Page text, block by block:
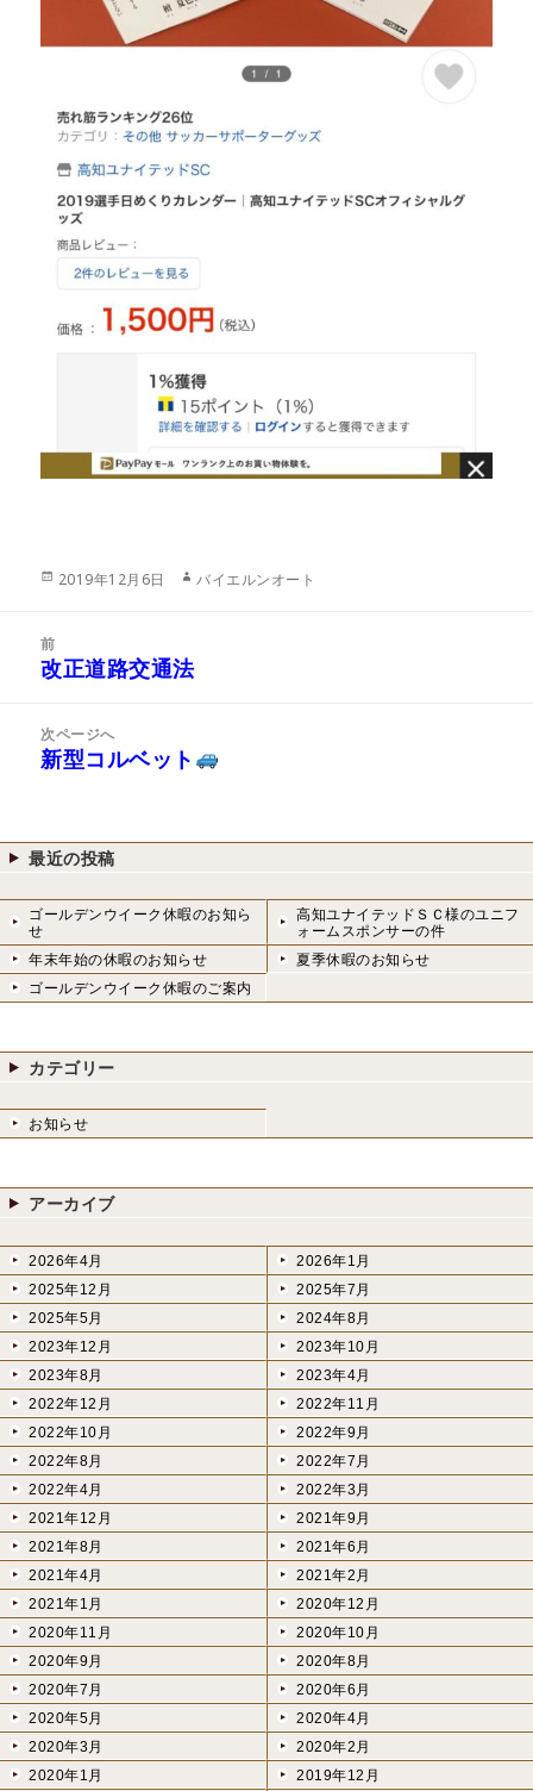
投
2019年12月6日
作
バイエルンオート
ン
前
前
投
稿:
改正道路交通法
次ページへ
次
稿:
新型コルベット
最近の投稿
ゴールデンウイーク休暇のお知ら
せ
高知ユナイテッドＳＣ様のユニフ
ォームスポンサーの件
年末年始の休暇のお知らせ
夏季休暇のお知らせ
ゴールデンウイーク休暇のご案内
カテゴリー
お知らせ
アーカイブ
2026年4月
2026年1月
2025年12月
2025年7月
2025年5月
2024年8月
2023年12月
2023年10月
2023年8月
2023年4月
2022年12月
2022年11月
2022年10月
2022年9月
2022年8月
2022年7月
2022年4月
2022年3月
2021年12月
2021年9月
2021年8月
2021年6月
2021年4月
2021年2月
2021年1月
2020年12月
2020年11月
2020年10月
2020年9月
2020年8月
2020年7月
2020年6月
2020年5月
2020年4月
2020年3月
2020年2月
2020年1月
2019年12月